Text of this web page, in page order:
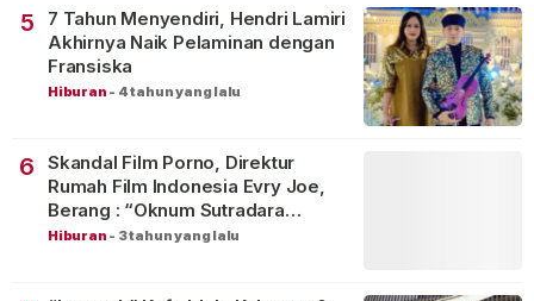
5
7 Tahun Menyendiri, Hendri Lamiri
Akhirnya Naik Pelaminan dengan
Fransiska
Hiburan - 4 tahun yang lalu
6
Skandal Film Porno, Direktur
Rumah Film Indonesia Evry Joe,
Berang : “Oknum Sutradara
Merusak Perfilman Indonesia”!
Hiburan - 3 tahun yang lalu